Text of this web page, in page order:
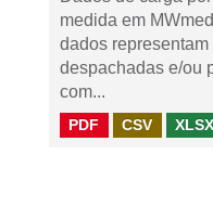
medida em
dados
despachadas e/ou
com...
PDF CSV XLSX